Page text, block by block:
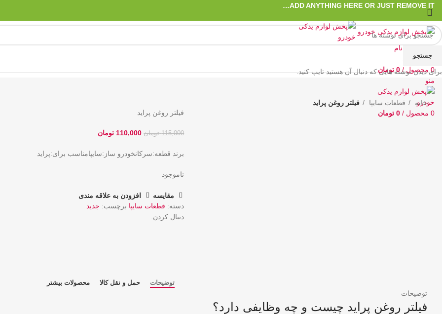
ADD ANYTHING HERE OR JUST REMOVE IT…
ورود / ثبت نام
علاقه مندی
0 محصول /
0 تومان
منو
0 محصول /
0 تومان
خانه قطعات سایپا
فیلتر روغن پراید
فیلتر روغن پراید
115,000 تومان 110,000 تومان
برند قطعه:سرکانخودرو ساز:سایپامناسب برای:پراید
ناموجود
مقایسه
افزودن به علاقه مندی
دسته: قطعات سایپا برچسب: جدید
دنبال کردن:
توضیحات حمل و نقل کالا محصولات بیشتر
توضیحات
فیلتر روغن پراید چیست و چه وظایفی دارد؟
جستجو
برای دیدن نوشته هایی که دنبال آن هستید تایپ کنید.